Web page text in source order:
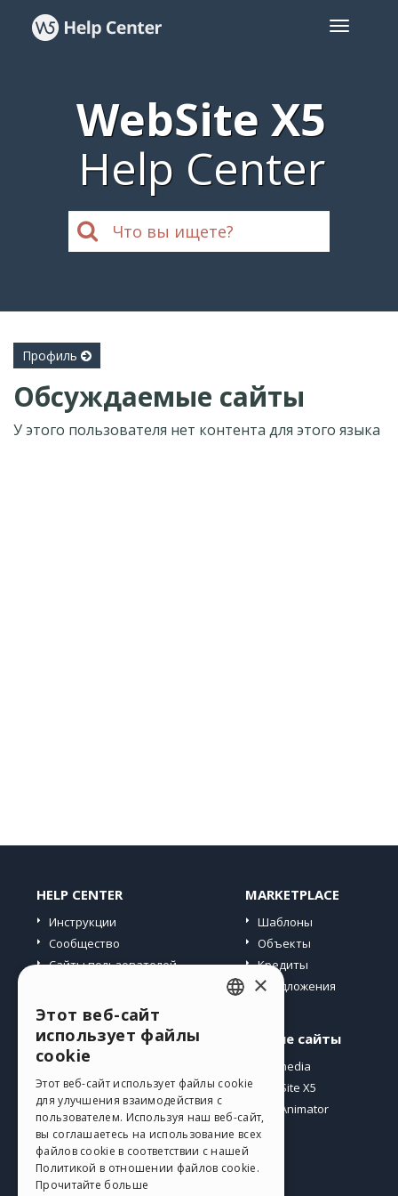
WebSite X5
Help Center
Профиль
Обсуждаемые сайты
У этого пользователя нет контента для этого языка
HELP CENTER
Инструкции
Сообщество
Сайты пользователей
MARKETPLACE
Шаблоны
Объекты
Кредиты
Предложения
Профиль
Мои посты
Мои лицензии
Загрузить
Веб-хостинг
Мои кредиты
Другие сайты
Incomedia
WebSite X5
WebAnimator
GERMAN
SPANISH
PORTUGUESE
POLISH
×
Этот веб-сайт
использует файлы
cookie
Этот веб-сайт использует файлы cookie
для улучшения взаимодействия с
пользователем. Используя наш веб-сайт,
вы соглашаетесь на использование всех
файлов cookie в соответствии с нашей
Политикой в ​​отношении файлов cookie.
Прочитайте больше